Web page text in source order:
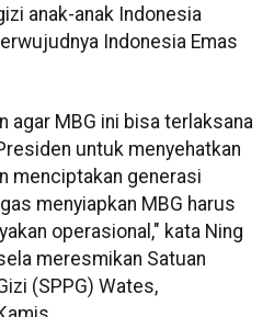
anak-anak Indonesia
Indonesia Emas
agar MBG ini bisa terlaksana
untuk menyehatkan
menciptakan generasi
menyiapkan MBG harus
operasional," kata Ning
meresmikan Satuan
(SPPG) Wates,